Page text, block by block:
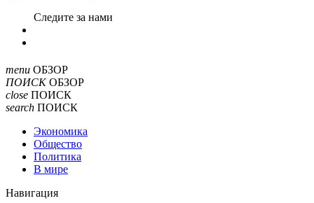
Cледите за нами
menu ОБЗОР
ПОИСК ОБЗОР
close ПОИСК
search ПОИСК
Экономика
Общество
Политика
В мире
Навигация